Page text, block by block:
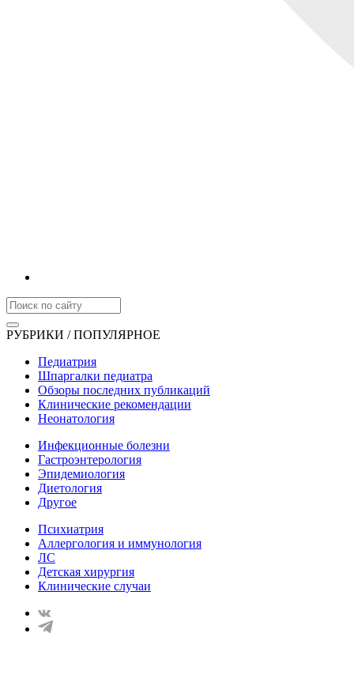
РУБРИКИ / ПОПУЛЯРНОЕ
Педиатрия
Шпаргалки педиатра
Обзоры последних публикаций
Клинические рекомендации
Неонатология
Инфекционные болезни
Гастроэнтерология
Эпидемиология
Диетология
Другое
Психиатрия
Аллергология и иммунология
ЛС
Детская хирургия
Клинические случаи